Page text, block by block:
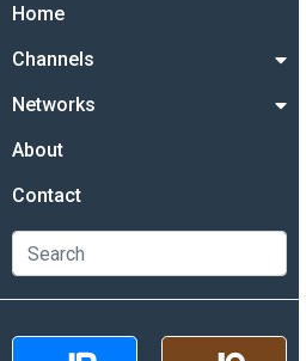
Home
Channels
Networks
About
Contact